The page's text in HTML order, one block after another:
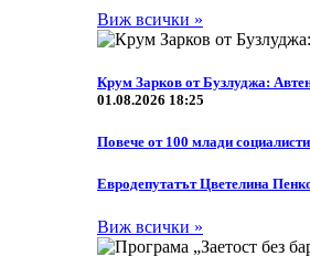
Виж всички »
Крум Зарков от Бузлуджа:
01.08.2026 18:25
Повече от 100 млади
Eвродепутатът Цветелина
Виж всички »